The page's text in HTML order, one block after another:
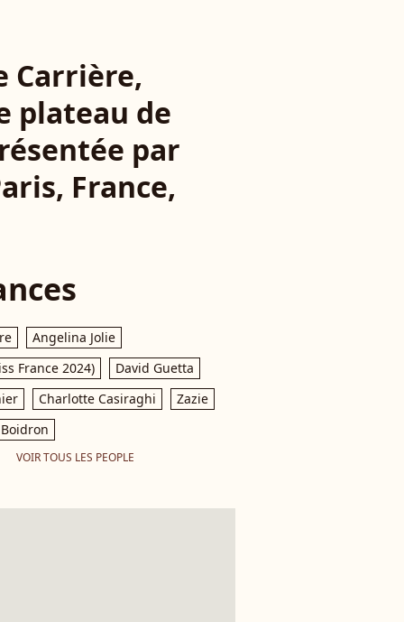
Carrière,
plateau de
par
France,
Angelina Jolie
France 2024)
David Guetta
Charlotte Casiraghi
Zazie
VOIR TOUS LES PEOPLE